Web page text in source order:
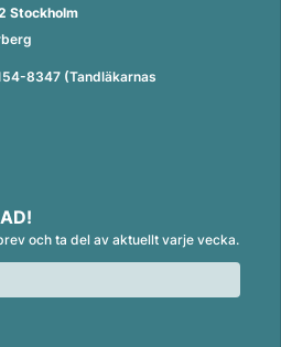
Stockholm
8347 (Tandläkarnas
och ta del av aktuellt varje vecka.